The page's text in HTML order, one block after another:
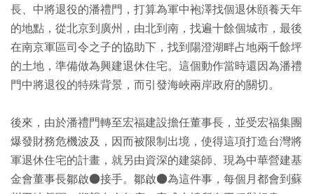
長、中將退役的潘禮門，打算為軍中袍澤找個退休頤養天年
的地點，從北京到廣州，由北到南，找遍十餘個城市，最後
在南京軍區司令之子的協助下，找到陽澄湖畔占地兩千餘坪
的土地，準備做為興建退休住宅。這個動作當時還因為潘禮
門中將退役的特殊背景，而引發海峽兩岸政府的關切。
後來，由於潘禮門轉至宏福建設擔任董事長，並受宏福集團
爆發財務危機波及，因而被限制出境，使得這項打造台灣將
軍退休住宅的計畫，就另由資深的建築師、現為中華營建基
金會董事長鄒啟●接手。鄒啟●為這件事，每個月都會到蘇